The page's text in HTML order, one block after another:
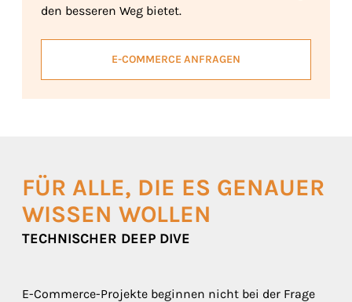
den besseren Weg bietet.
E-COMMERCE ANFRAGEN
FÜR ALLE, DIE ES GENAUER
WISSEN WOLLEN
TECHNISCHER DEEP DIVE
E-Commerce-Projekte beginnen nicht bei der Frage